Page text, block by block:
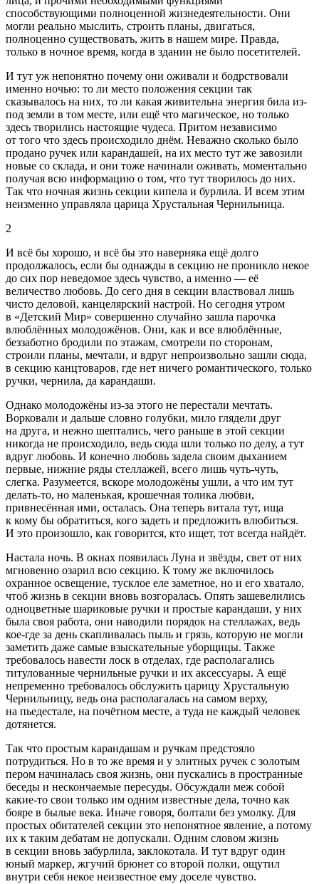
способствующими полноценной жизнедеятельности. Они
могли реально мыслить, строить планы, двигаться,
полноценно существовать, жить в нашем мире. Правда,
только в ночное время, когда в здании не было посетителей.
И тут уж непонятно почему они оживали и бодрствовали
именно ночью: то ли место положения секции так
сказывалось на них, то ли какая живительна энергия била из-
под земли в том месте, или ещё что магическое, но только
здесь творились настоящие чудеса. Притом независимо
от того что здесь происходило днём. Неважно сколько было
продано ручек или карандашей, на их место тут же завозили
новые со склада, и они тоже начинали оживать, моментально
получая всю информацию о том, что тут творилось до них.
Так что ночная жизнь секции кипела и бурлила. И всем этим
неизменно управляла царица Хрустальная Чернильница.
2
И всё бы хорошо, и всё бы это наверняка ещё долго
продолжалось, если бы однажды в секцию не проникло некое
до сих пор неведомое здесь чувство, а именно — её
величество любовь. До сего дня в секции властвовал лишь
чисто деловой, канцелярский настрой. Но сегодня утром
в «Детский Мир» совершенно случайно зашла парочка
влюблённых молодожёнов. Они, как и все влюблённые,
беззаботно бродили по этажам, смотрели по сторонам,
строили планы, мечтали, и вдруг непроизвольно зашли сюда,
в секцию канцтоваров, где нет ничего романтического, только
ручки, чернила, да карандаши.
Однако молодожёны из-за этого не перестали мечтать.
Ворковали и дальше словно голубки, мило глядели друг
на друга, и нежно шептались, чего раньше в этой секции
никогда не происходило, ведь сюда шли только по делу, а тут
вдруг любовь. И конечно любовь задела своим дыханием
первые, нижние ряды стеллажей, всего лишь чуть-чуть,
слегка. Разумеется, вскоре молодожёны ушли, а что им тут
делать-то, но маленькая, крошечная толика любви,
привнесённая ими, осталась. Она теперь витала тут, ища
к кому бы обратиться, кого задеть и предложить влюбиться.
И это произошло, как говорится, кто ищет, тот всегда найдёт.
Настала ночь. В окнах появилась Луна и звёзды, свет от них
мгновенно озарил всю секцию. К тому же включилось
охранное освещение, тусклое еле заметное, но и его хватало,
чтоб жизнь в секции вновь возгоралась. Опять зашевелились
одноцветные шариковые ручки и простые карандаши, у них
была своя работа, они наводили порядок на стеллажах, ведь
кое-где за день скапливалась пыль и грязь, которую не могли
заметить даже самые взыскательные уборщицы. Также
требовалось навести лоск в отделах, где располагались
титулованные чернильные ручки и их аксессуары. А ещё
непременно требовалось обслужить царицу Хрустальную
Чернильницу, ведь она располагалась на самом верху,
на пьедестале, на почётном месте, а туда не каждый человек
дотянется.
Так что простым карандашам и ручкам предстояло
потрудиться. Но в то же время и у элитных ручек с золотым
пером начиналась своя жизнь, они пускались в пространные
беседы и нескончаемые пересуды. Обсуждали меж собой
какие-то свои только им одним известные дела, точно как
бояре в былые века. Иначе говоря, болтали без умолку. Для
простых обитателей секции это непонятное явление, а потому
их к таким дебатам не допускали. Одним словом жизнь
в секции вновь забурлила, заклокотала. И тут вдруг один
юный маркер, жгучий брюнет со второй полки, ощутил
внутри себя некое неизвестное ему доселе чувство.